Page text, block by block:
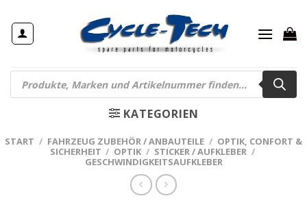
Inhalt
springen
Products
search
KATEGORIEN
START / FAHRZEUG ZUBEHÖR / ANBAUTEILE / OPTIK, CONFORT &
SICHERHEIT / OPTIK / STICKER / AUFKLEBER /
GESCHWINDIGKEITSAUFKLEBER